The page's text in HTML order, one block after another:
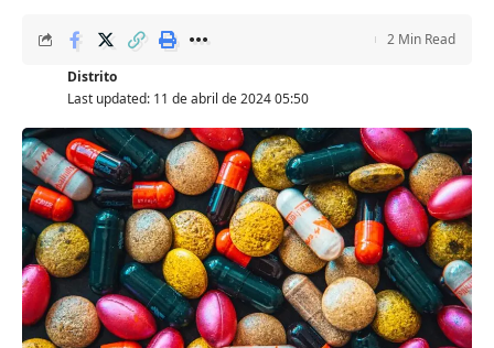
Last updated: 11 de abril de 2024 05:50
Distrito
2 Min Read